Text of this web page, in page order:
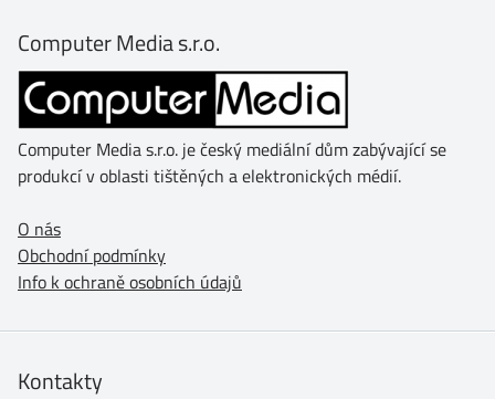
Computer Media s.r.o.
Computer Media s.r.o. je český mediální dům zabývající se
produkcí v oblasti tištěných a elektronických médií.
O nás
Obchodní podmínky
Info k ochraně osobních údajů
Kontakty